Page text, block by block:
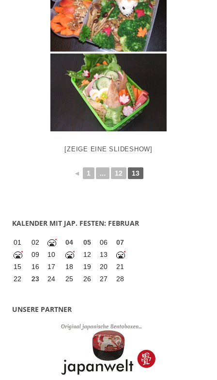
[ZEIGE EINE SLIDESHOW]
◄ 1 ... 12 13
KALENDER MIT JAP. FESTEN: FEBRUAR
01 02 04 05 06
07
09
10 12
13
15
16 17 18 19 20
21
22
23 24 25 26 27 28
UNSERE PARTNER